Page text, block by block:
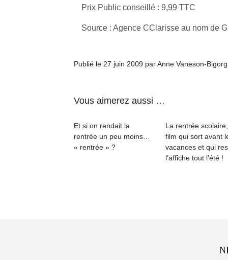
Prix Public conseillé : 9,99 TTC
Source : Agence CClarisse au nom de
Publié le 27 juin 2009 par Anne Vaneson-
Vous aimerez aussi …
Et si on rendait la
rentrée un peu moins…
« rentrée » ?
La rentrée
film qui sort avant
vacances et qui
l’affiche tout l’été !